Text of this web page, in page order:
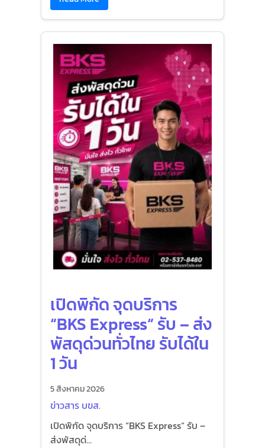
เปิดพิกัด จุดบริการ
“BKS Express“ รับ – ส่ง
พัสดุด่วนทั่วไทย รับได้ใน
1 วัน
5 สิงหาคม 2026
ข่าวสาร บขส.
เปิดพิกัด จุดบริการ “BKS Express“ รับ –
ส่งพัสดุด่...